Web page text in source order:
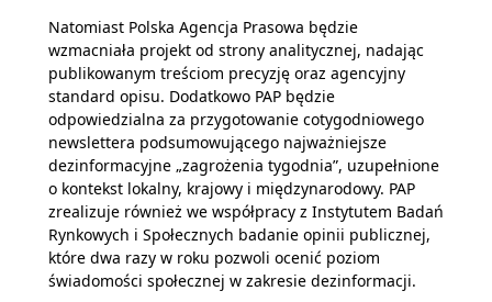
Natomiast Polska Agencja Prasowa będzie
wzmacniała projekt od strony analitycznej, nadając
publikowanym treściom precyzję oraz agencyjny
standard opisu. Dodatkowo PAP będzie
odpowiedzialna za przygotowanie cotygodniowego
newslettera podsumowującego najważniejsze
dezinformacyjne „zagrożenia tygodnia”, uzupełnione
o kontekst lokalny, krajowy i międzynarodowy. PAP
zrealizuje również we współpracy z Instytutem Badań
Rynkowych i Społecznych badanie opinii publicznej,
które dwa razy w roku pozwoli ocenić poziom
świadomości społecznej w zakresie dezinformacji.